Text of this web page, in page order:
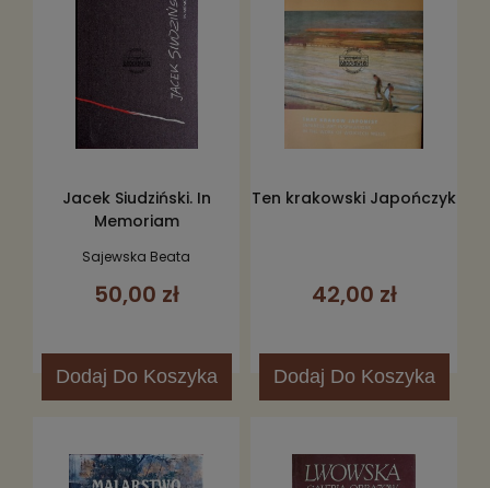
Jacek Siudziński. In
Memoriam
Sajewska Beata
50,00 zł
Dodaj Do Koszyka
Ten krakowski Japończyk
42,00 zł
Dodaj Do Koszyka